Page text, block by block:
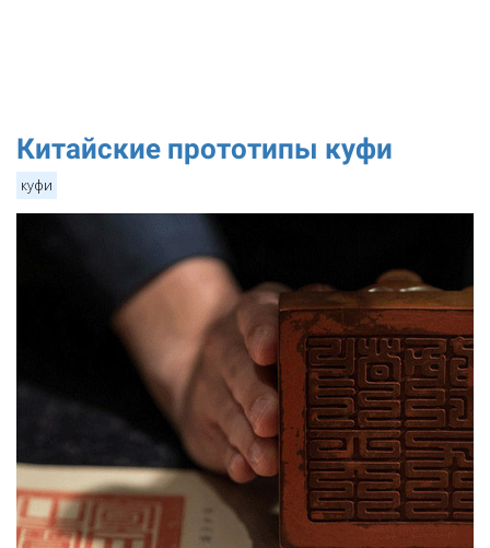
Китайские прототипы куфи
куфи